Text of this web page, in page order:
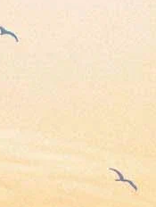
лекции
книги